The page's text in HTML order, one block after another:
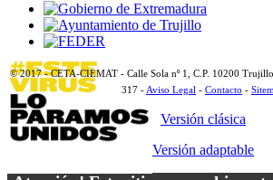
© 2017 - CETA-CIEMAT - Calle Sola nº 1, C.P. 10200
317 -Aviso Legal - Contacto -
Versión clásica
Versión adaptable